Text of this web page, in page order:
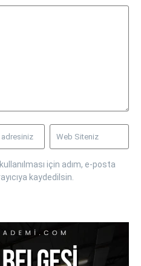
için adım, e-posta
kaydedilsin.